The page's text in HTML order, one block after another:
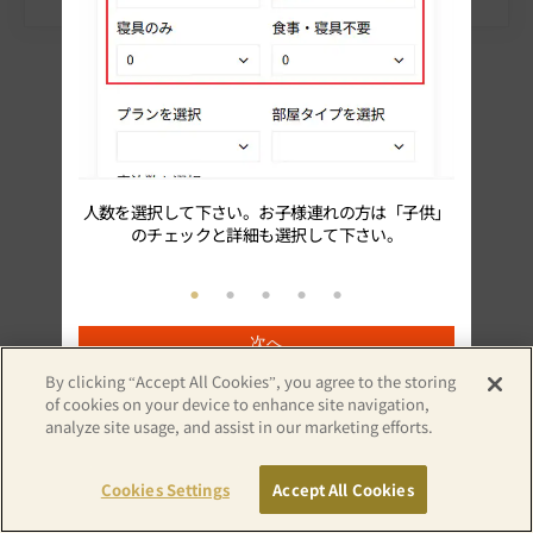
人数を選択して下さい。お子様連れの方は「子供」
のチェックと詳細も選択して下さい。
次へ
Copyright© APA GROUP, ALL RIGHTS RESERVED.
By clicking “Accept All Cookies”, you agree to the storing
of cookies on your device to enhance site navigation,
analyze site usage, and assist in our marketing efforts.
Cookies Settings Accept All Cookies